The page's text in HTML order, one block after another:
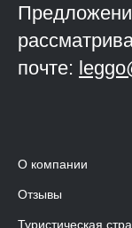
почте:
О компании
Отзывы
Туристическая